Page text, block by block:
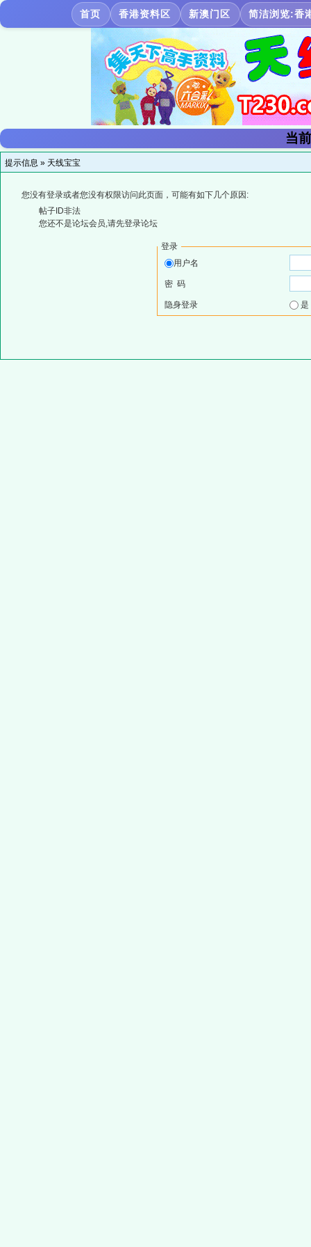
首页 香港资料区 新澳门区 简洁浏览:香
当
提示信息 » 天线宝宝
您没有登录或者您没有权限访问此页面，可能有如下几个原因:
帖子ID非法
您还不是论坛会员,请先登录论坛
登录
用户名
密 码
隐身登录